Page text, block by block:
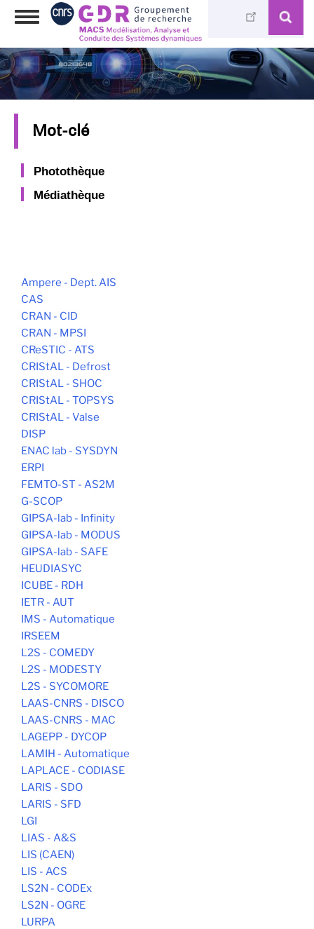
Aller
principal
Toggle
Mot-clé
Photothèque
Médiathèque
Ampere - Dept. AIS
CAS
CRAN - CID
CRAN - MPSI
CReSTIC - ATS
CRIStAL - Defrost
CRIStAL - SHOC
CRIStAL - TOPSYS
CRIStAL - Valse
DISP
ENAC lab - SYSDYN
ERPI
FEMTO-ST - AS2M
G-SCOP
GIPSA-lab - Infinity
GIPSA-lab - MODUS
GIPSA-lab - SAFE
HEUDIASYC
ICUBE - RDH
IETR - AUT
IMS - Automatique
IRSEEM
L2S - COMEDY
L2S - MODESTY
L2S - SYCOMORE
LAAS-CNRS - DISCO
LAAS-CNRS - MAC
LAGEPP - DYCOP
LAMIH - Automatique
LAPLACE - CODIASE
LARIS - SDO
LARIS - SFD
LGI
LIAS - A&S
LIS (CAEN)
LIS - ACS
LS2N - CODEx
LS2N - OGRE
LURPA